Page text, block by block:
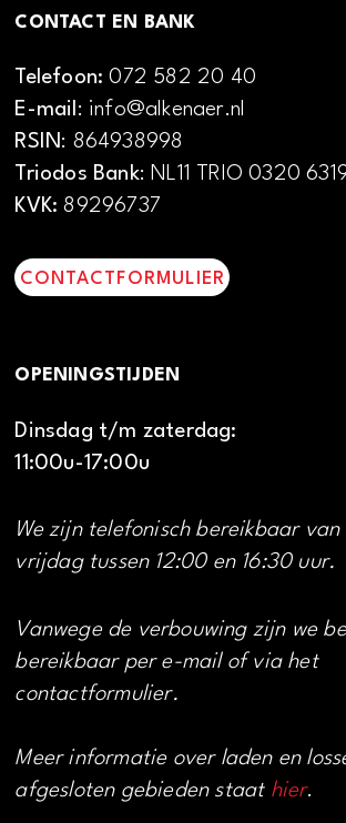
CONTACT EN BANK
Telefoon:072 582 20 40
E-mail: info@alkenaer.nl
RSIN: 864938998
Triodos Bank: NL11 TRIO 0320
KVK: 89296737
CONTACTFORMULIER
OPENINGSTIJDEN
Dinsdag t/m zaterdag:
11:00u-17:00u
We zijn telefonisch bereikbaar
vrijdag tussen 12:00 en 16:30 uur.
Vanwege de verbouwing zijn we
bereikbaar per e-mail of via het
contactformulier.
Meer informatie over laden en
afgesloten gebieden staat hier.